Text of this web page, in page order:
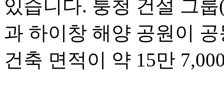
있습니다. 퉁청 건설 그룹
과 하이창 해양 공원이
건축 면적이 약 15만